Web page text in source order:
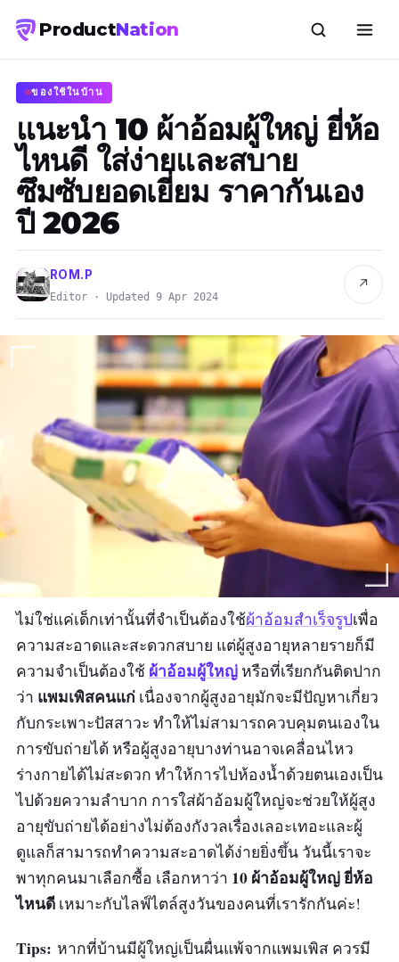
ProductNation
ของใช้ในบ้าน
แนะนำ 10 ผ้าอ้อมผู้ใหญ่ ยี่ห้อ
ไหนดี ใส่ง่ายและสบาย
ซึมซับยอดเยี่ยม ราคากันเอง
ปี 2026
ROM.P
Editor · Updated 9 Apr 2024
↗
ไม่ใช่แค่เด็กเท่านั้นที่จำเป็นต้องใช้ผ้าอ้อมสำเร็จรูปเพื่อ
ความสะอาดและสะดวกสบาย แต่ผู้สูงอายุหลายรายก็มี
ความจำเป็นต้องใช้ ผ้าอ้อมผู้ใหญ่ หรือที่เรียกกันติดปาก
ว่า แพมเพิสคนแก่ เนื่องจากผู้สูงอายุมักจะมีปัญหาเกี่ยว
กับกระเพาะปัสสาวะ ทำให้ไม่สามารถควบคุมตนเองใน
การขับถ่ายได้ หรือผู้สูงอายุบางท่านอาจเคลื่อนไหว
ร่างกายได้ไม่สะดวก ทำให้การไปห้องน้ำด้วยตนเองเป็น
ไปด้วยความลำบาก การใส่ผ้าอ้อมผู้ใหญ่จะช่วยให้ผู้สูง
อายุขับถ่ายได้อย่างไม่ต้องกังวลเรื่องเลอะเทอะและผู้
ดูแลก็สามารถทำความสะอาดได้ง่ายยิ่งขึ้น วันนี้เราจะ
พาทุกคนมาเลือกซื้อ เลือกหาว่า 10 ผ้าอ้อมผู้ใหญ่ ยี่ห้อ
ไหนดี เหมาะกับไลฟ์ไตล์สูงวันของคนที่เรารักกันค่ะ!
Tips: หากที่บ้านมีผู้ใหญ่เป็นผื่นแพ้จากแพมเพิส ควรมี